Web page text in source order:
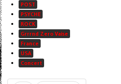
POST
PSYCHE
ROCK
Grrrnd Zero Vaise
France
USA
Concert